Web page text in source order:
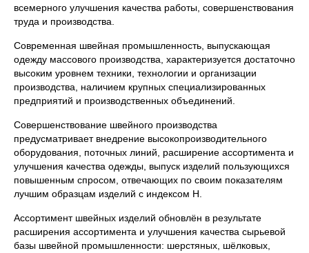
всемерного улучшения качества работы, совершенствования
труда и производства.
Современная швейная промышленность, выпускающая
одежду массового производства, характеризуется достаточно
высоким уровнем техники, технологии и организации
производства, наличием крупных специализированных
предприятий и производственных объединений.
Совершенствование швейного производства
предусматривает внедрение высокопроизводительного
оборудования, поточных линий, расширение ассортимента и
улучшения качества одежды, выпуск изделий пользующихся
повышенным спросом, отвечающих по своим показателям
лучшим образцам изделий с индексом Н.
Ассортимент швейных изделий обновлён в результате
расширения ассортимента и улучшения качества сырьевой
базы швейной промышленности: шерстяных, шёлковых,